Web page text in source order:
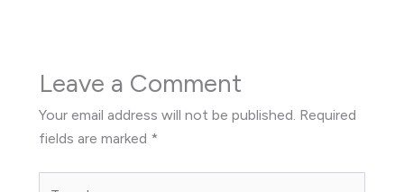
Leave a Comment
Your email address will not be published. Required
fields are marked *